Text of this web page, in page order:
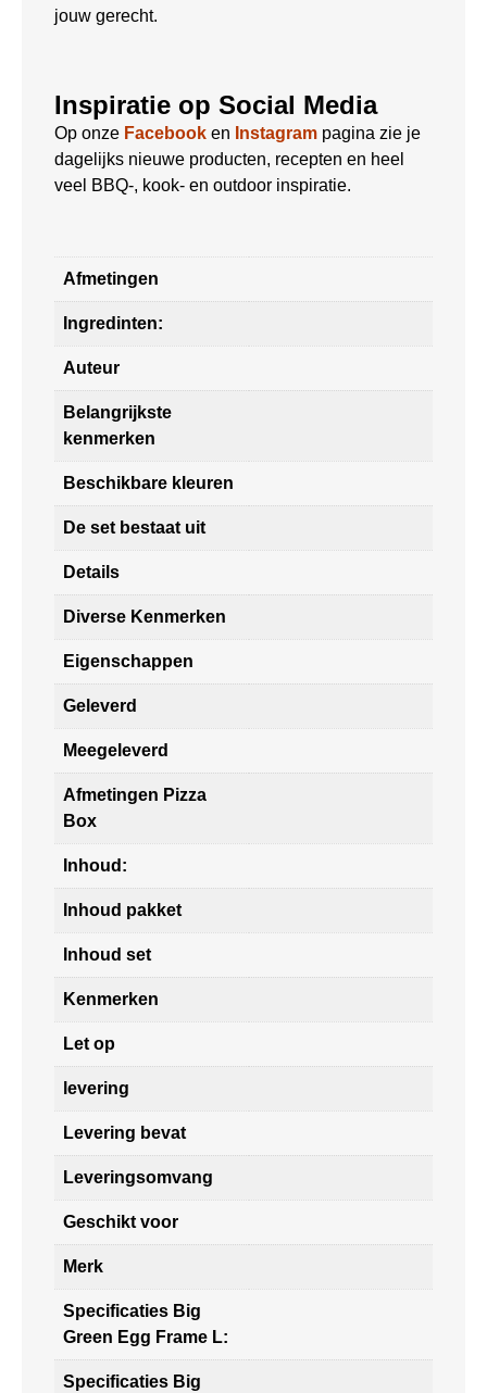
jouw gerecht.
Inspiratie op Social Media
Op onze Facebook en Instagram pagina zie je
dagelijks nieuwe producten, recepten en heel
veel BBQ-, kook- en outdoor inspiratie.
Afmetingen
Ingredinten:
Auteur
Belangrijkste
kenmerken
Beschikbare kleuren
De set bestaat uit
Details
Diverse Kenmerken
Eigenschappen
Geleverd
Meegeleverd
Afmetingen Pizza
Box
Inhoud:
Inhoud pakket
Inhoud set
Kenmerken
Let op
levering
Levering bevat
Leveringsomvang
Geschikt voor
Merk
Specificaties Big
Green Egg Frame L:
Specificaties Big